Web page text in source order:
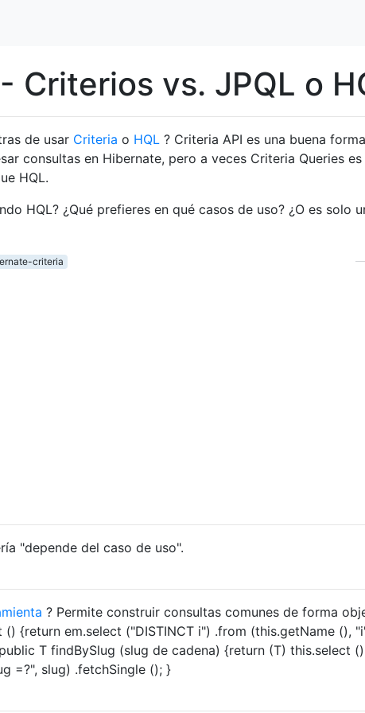
Criterios vs. JPQL o
de usar Criteria o HQL ? Criteria API es una buena forma
consultas en Hibernate, pero a veces Criteria Queries es
HQL.
HQL? ¿Qué prefieres en qué casos de uso? ¿O es solo
criteria —
"depende del caso de uso".
? Permite construir consultas comunes de forma
{return em.select ("DISTINCT i") .from (this.getName (),
T findBySlug (slug de cadena) {return (T) this.select
=?", slug) .fetchSingle (); }